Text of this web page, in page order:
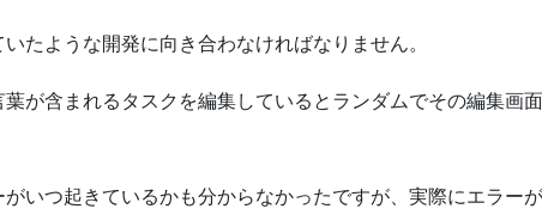
たような開発に向き合わなければなりません。
が含まれるタスクを編集しているとランダムでその編集画
いつ起きているかも分からなかったですが、実際にエラー